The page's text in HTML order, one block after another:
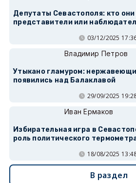
Депутаты Севастополя: кто
представители или
03/12/2025
Владимир Петров
Утыкано гламуром:
появились над Балаклавой
29/09/2025
Иван Ермаков
Избирательная игра в
роль политического
18/08/2025
В раздел